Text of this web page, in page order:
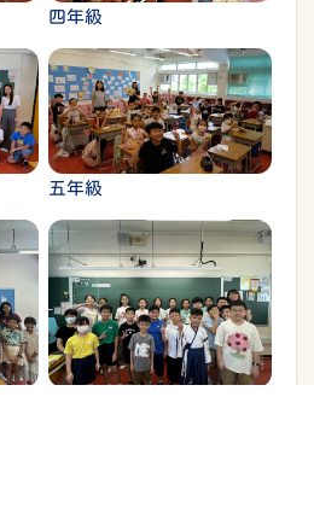
四年級
五年級